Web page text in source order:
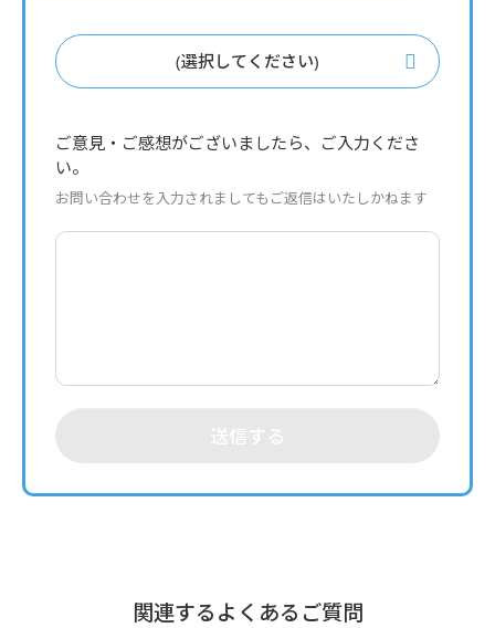
(選択してください)
ご意見・ご感想がございましたら、ご入力くださ
い。
お問い合わせを入力されましてもご返信はいたしかねます
送信する
関連するよくあるご質問